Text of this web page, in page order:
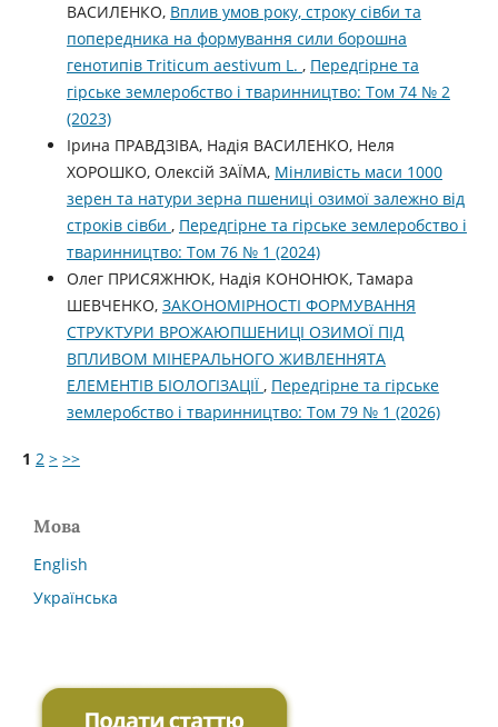
ВАСИЛЕНКО, Вплив умов року, строку сівби та
попередника на формування сили борошна
генотипів Triticum aestivum L. , Передгірне та
гірське землеробство і тваринництво: Том 74 № 2
(2023)
Ірина ПРАВДЗІВА, Надія ВАСИЛЕНКО, Неля
ХОРОШКО, Олексій ЗАЇМА, Мінливість маси 1000
зерен та натури зерна пшениці озимої залежно від
строків сівби , Передгірне та гірське землеробство і
тваринництво: Том 76 № 1 (2024)
Олег ПРИСЯЖНЮК, Надія КОНОНЮК, Тамара
ШЕВЧЕНКО, ЗАКОНОМІРНОСТІ ФОРМУВАННЯ
СТРУКТУРИ ВРОЖАЮПШЕНИЦІ ОЗИМОЇ ПІД
ВПЛИВОМ МІНЕРАЛЬНОГО ЖИВЛЕННЯТА
ЕЛЕМЕНТІВ БІОЛОГІЗАЦІЇ , Передгірне та гірське
землеробство і тваринництво: Том 79 № 1 (2026)
1 2 > >>
Мова
English
Українська